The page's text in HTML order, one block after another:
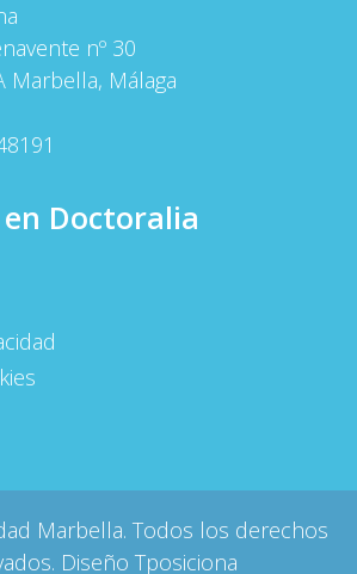
nº 30
Marbella, Málaga
Doctoralia
Marbella. Todos los derechos
Diseño Tposiciona